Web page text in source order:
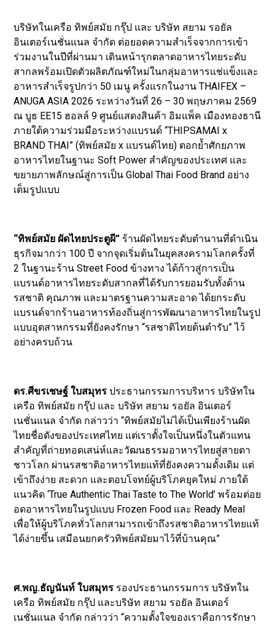
บริษัทในเครือ ทิพย์สมัย กรุ๊ป และ บริษัท สยาม รอยัล
อินเตอร์เนชั่นแนล จำกัด ต่อยอดความสำเร็จจากการเข้า
ร่วมงานในปีที่ผ่านมา เดินหน้ารุกตลาดอาหารไทยระดับ
สากลพร้อมเปิดตัวผลิตภัณฑ์ใหม่ในกลุ่มอาหารแช่แข็งและ
อาหารสำเร็จรูปกว่า 50 เมนู ครั้งแรกในงาน THAIFEX –
ANUGA ASIA 2026 ระหว่างวันที่ 26 – 30 พฤษภาคม 2569
ณ บูธ EE15 ฮอลล์ 9 ศูนย์แสดงสินค้า อิมแพ็ค เมืองทองธานี
ภายใต้ความร่วมมือระหว่างแบรนด์ “THIPSAMAI x
BRAND THAI” (ทิพย์สมัย x แบรนด์ไทย) ตอกย้ำศักยภาพ
อาหารไทยในฐานะ Soft Power สำคัญของประเทศ และ
ขยายภาพลักษณ์สู่การเป็น Global Thai Food Brand อย่าง
เต็มรูปแบบ
“ทิพย์สมัย ผัดไทยประตูผี” ร้านผัดไทยระดับตำนานที่ดำเนิน
ธุรกิจมากว่า 100 ปี จากจุดเริ่มต้นในยุคสงครามโลกครั้งที่
2 ในฐานะร้าน Street Food ข้างทาง ได้ก้าวสู่การเป็น
แบรนด์อาหารไทยระดับสากลที่ได้รับการยอมรับทั้งด้าน
รสชาติ คุณภาพ และมาตรฐานความสะอาด ได้ยกระดับ
แบรนด์จากร้านอาหารท้องถิ่นสู่การพัฒนาอาหารไทยในรูป
แบบอุตสาหกรรมที่ยังคงรักษา “รสชาติไทยต้นตำรับ” ไว้
อย่างครบถ้วน
ดร.ศีขรเชษฐ์ ใบสมุทร ประธานกรรมการบริหาร บริษัทใน
เครือ ทิพย์สมัย กรุ๊ป และ บริษัท สยาม รอยัล อินเตอร์
เนชั่นแนล จำกัด กล่าวว่า “ทิพย์สมัยไม่ได้เป็นเพียงร้านผัด
ไทยชื่อดังของประเทศไทย แต่เราตั้งใจเป็นหนึ่งในตัวแทน
สำคัญที่ถ่ายทอดเสน่ห์และวัฒนธรรมอาหารไทยสู่สายตา
ชาวโลก ผ่านรสชาติอาหารไทยแท้ที่ยังคงความดั้งเดิม แต่
เข้าถึงง่าย สะดวก และตอบโจทย์ผู้บริโภคยุคใหม่ ภายใต้
แนวคิด ‘True Authentic Thai Taste to The World’ พร้อมต่อย
อดอาหารไทยในรูปแบบ Frozen Food และ Ready Meal
เพื่อให้ผู้บริโภคทั่วโลกสามารถเข้าถึงรสชาติอาหารไทยแท้
ได้ง่ายขึ้น เสมือนยกครัวทิพย์สมัยมาไว้ที่บ้านคุณ”
ศ.พญ.ธัญนันท์ ใบสมุทร รองประธานกรรมการ บริษัทใน
เครือ ทิพย์สมัย กรุ๊ป และบริษัท สยาม รอยัล อินเตอร์
เนชั่นแนล จำกัด กล่าวว่า “ความตั้งใจของเราคือการรักษา